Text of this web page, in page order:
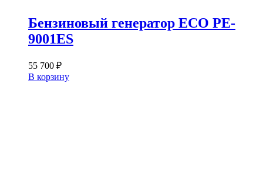
Бензиновый генератор ECO PE-
9001ES
55 700 ₽
В корзину